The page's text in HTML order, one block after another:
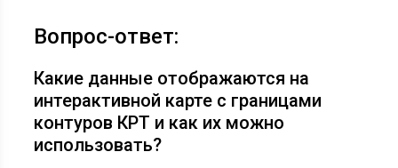
Вопрос-ответ:
Какие данные отображаются на
интерактивной карте с границами
контуров КРТ и как их можно
использовать?